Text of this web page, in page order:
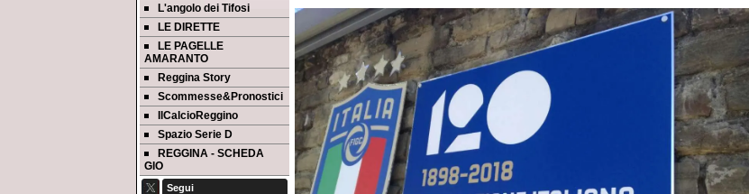
L'angolo dei Tifosi
LE DIRETTE
LE PAGELLE
AMARANTO
Reggina Story
Scommesse&Pronostici
IlCalcioReggino
Spazio Serie D
REGGINA - SCHEDA
GIO
Segui